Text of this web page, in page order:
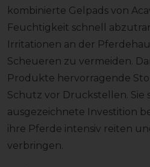
kombinierte Gelpads von
Feuchtigkeit schnell
Irritationen an der
Scheueren zu vermeiden.
Produkte hervorragende
Schutz vor Druckstellen. Sie
ausgezeichnete Investition
ihre Pferde intensiv reiten
verbringen.